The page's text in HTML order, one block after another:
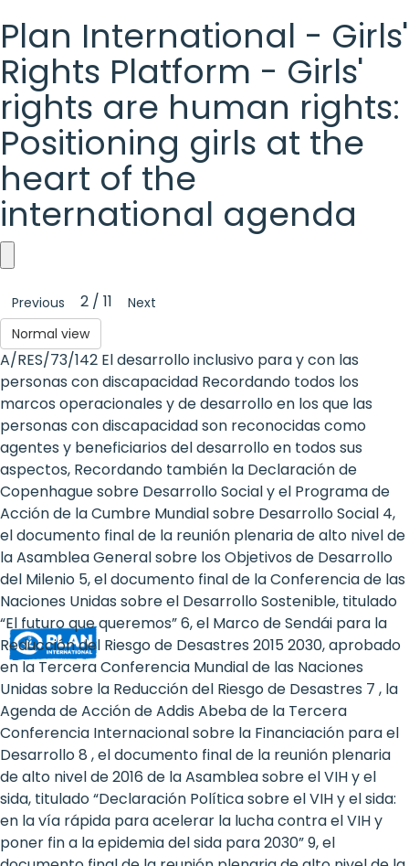
Plan International - Girls'
Rights Platform - Girls'
rights are human rights:
Positioning girls at the
heart of the
international agenda
Plan
International
-
Girls'
Rights
Platform
-
Girls'
rights
are
human
rights:
Positioning
girls
at
the
Previous 2 / 11
Next
Normal view
A/RES/73/142 El desarrollo inclusivo para y con las
personas con discapacidad Recordando todos los
marcos operacionales y de desarrollo en los que las
personas con discapacidad son reconocidas como
agentes y beneficiarios del desarrollo en todos sus
aspectos, Recordando también la Declaración de
Copenhague sobre Desarrollo Social y el Programa de
Acción de la Cumbre Mundial sobre Desarrollo Social 4,
el documento final de la reunión plenaria de alto nivel de
la Asamblea General sobre los Objetivos de Desarrollo
del Milenio 5, el documento final de la Conferencia de las
Naciones Unidas sobre el Desarrollo Sostenible, titulado
“El futuro que queremos” 6, el Marco de Sendái para la
Reducción del Riesgo de Desastres 2015 2030, aprobado
en la Tercera Conferencia Mundial de las Naciones
Unidas sobre la Reducción del Riesgo de Desastres 7 , la
Agenda de Acción de Addis Abeba de la Tercera
Conferencia Internacional sobre la Financiación para el
Desarrollo 8 , el documento final de la reunión plenaria
de alto nivel de 2016 de la Asamblea sobre el VIH y el
sida, titulado “Declaración Política sobre el VIH y el sida:
en la vía rápida para acelerar la lucha contra el VIH y
poner fin a la epidemia del sida para 2030” 9, el